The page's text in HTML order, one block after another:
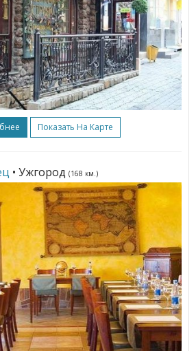
Показать На Карте
• Ужгород (168 км.)